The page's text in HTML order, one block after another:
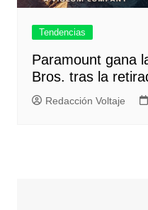
Tendencias
Paramount gana
Bros. tras la
Redacción Voltaje